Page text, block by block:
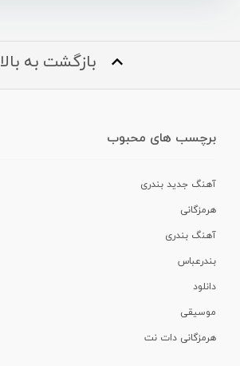
بازگشت به بالا
برچسب های محبوب
آهنگ جدید بندری
هرمزگانی
آهنگ بندری
بندرعباس
دانلود
موسیقی
هرمزگانی دات نت